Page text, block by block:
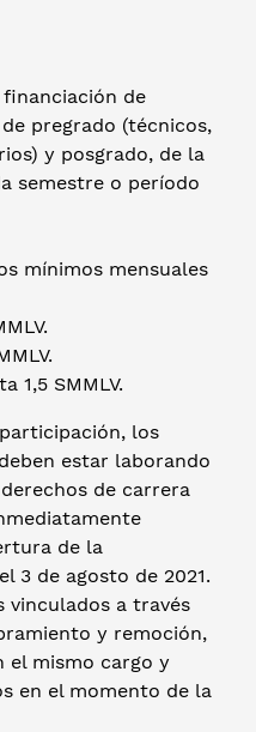
financiación de
pregrado (técnicos,
y posgrado, de la
semestre o período
mínimos mensuales
1,5 SMMLV.
los
estar laborando
de carrera
de la
3 de agosto de 2021.
vinculados a través
y remoción,
el mismo cargo y
en el momento de la